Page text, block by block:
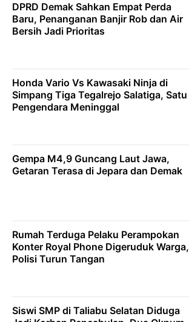
DPRD Demak Sahkan Empat Perda
Baru, Penanganan Banjir Rob dan Air
Bersih Jadi Prioritas
Honda Vario Vs Kawasaki Ninja di
Simpang Tiga Tegalrejo Salatiga, Satu
Pengendara Meninggal
Gempa M4,9 Guncang Laut Jawa,
Getaran Terasa di Jepara dan Demak
Rumah Terduga Pelaku Perampokan
Konter Royal Phone Digeruduk Warga,
Polisi Turun Tangan
Siswi SMP di Taliabu Selatan Diduga